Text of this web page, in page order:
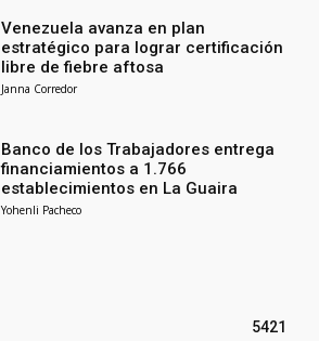
Venezuela avanza en plan
estratégico para lograr certificación
libre de fiebre aftosa
Janna Corredor
Banco de los Trabajadores entrega
financiamientos a 1.766
establecimientos en La Guaira
Yohenli Pacheco
5421